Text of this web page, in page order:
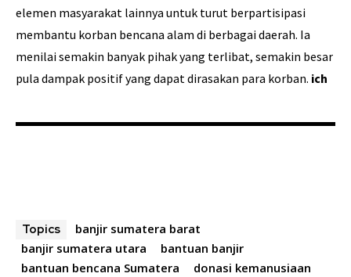
elemen masyarakat lainnya untuk turut berpartisipasi
membantu korban bencana alam di berbagai daerah. Ia
menilai semakin banyak pihak yang terlibat, semakin besar
pula dampak positif yang dapat dirasakan para korban. ich
Topics
banjir sumatera barat
banjir sumatera utara
bantuan banjir
bantuan bencana Sumatera
donasi kemanusiaan